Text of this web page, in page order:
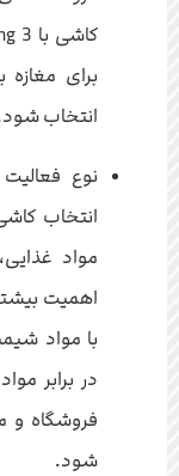
برای
انتخاب
نوع
انتخاب
مواد
اهمیت
با مواد
در برابر
فروشگاه و
شود.